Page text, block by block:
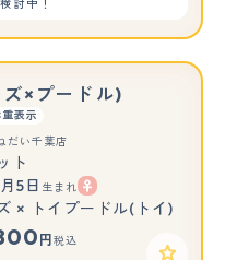
討中！
×プードル)
表示
だい千葉店
ト
5日 生まれ
× トイプードル(トイ)
円 税込